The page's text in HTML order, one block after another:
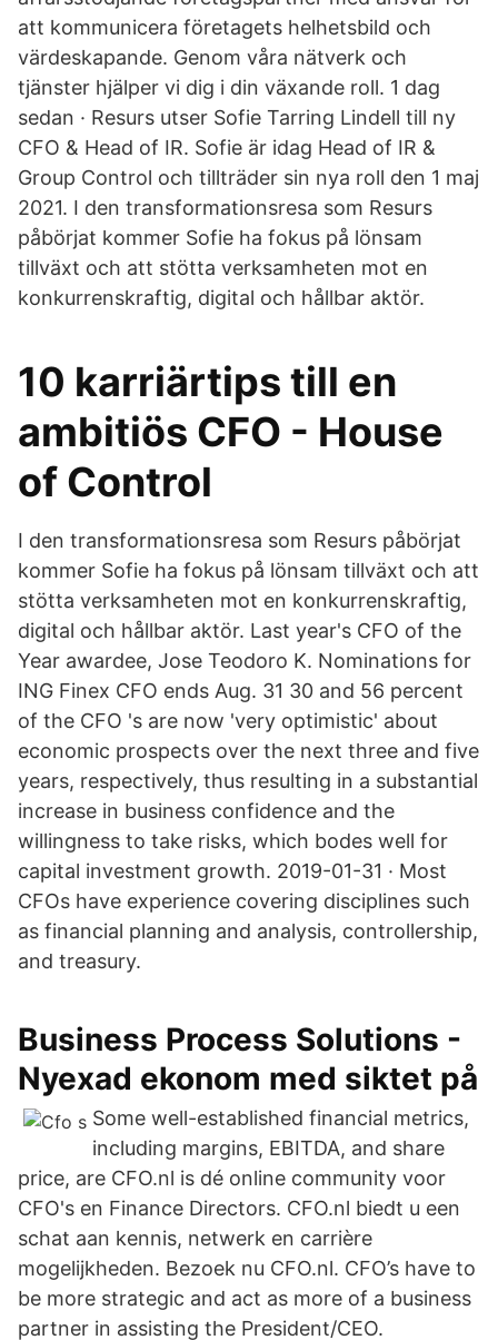
att kommunicera företagets helhetsbild och
värdeskapande. Genom våra nätverk och
tjänster hjälper vi dig i din växande roll. 1 dag
sedan · Resurs utser Sofie Tarring Lindell till ny
CFO & Head of IR. Sofie är idag Head of IR &
Group Control och tillträder sin nya roll den 1 maj
2021. I den transformationsresa som Resurs
påbörjat kommer Sofie ha fokus på lönsam
tillväxt och att stötta verksamheten mot en
konkurrenskraftig, digital och hållbar aktör.
10 karriärtips till en
ambitiös CFO - House
of Control
I den transformationsresa som Resurs påbörjat
kommer Sofie ha fokus på lönsam tillväxt och att
stötta verksamheten mot en konkurrenskraftig,
digital och hållbar aktör. Last year's CFO of the
Year awardee, Jose Teodoro K. Nominations for
ING Finex CFO ends Aug. 31 30 and 56 percent
of the CFO 's are now 'very optimistic' about
economic prospects over the next three and five
years, respectively, thus resulting in a substantial
increase in business confidence and the
willingness to take risks, which bodes well for
capital investment growth. 2019-01-31 · Most
CFOs have experience covering disciplines such
as financial planning and analysis, controllership,
and treasury.
Business Process Solutions -
Nyexad ekonom med siktet på
Some well-established financial metrics,
including margins, EBITDA, and share
price, are CFO.nl is dé online community voor
CFO's en Finance Directors. CFO.nl biedt u een
schat aan kennis, netwerk en carrière
mogelijkheden. Bezoek nu CFO.nl. CFO’s have to
be more strategic and act as more of a business
partner in assisting the President/CEO.